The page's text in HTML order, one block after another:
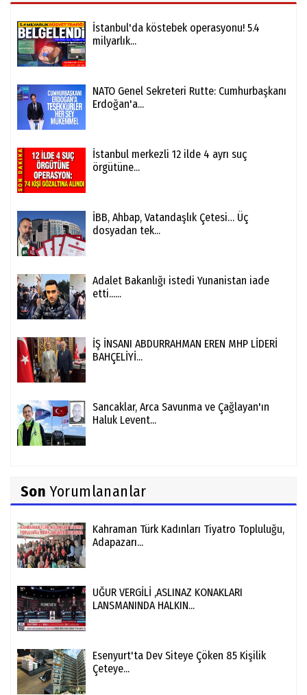
İstanbul'da köstebek operasyonu! 5.4
milyarlık...
NATO Genel Sekreteri Rutte: Cumhurbaşkanı
Erdoğan'a...
İstanbul merkezli 12 ilde 4 ayrı suç
örgütüne...
İBB, Ahbap, Vatandaşlık Çetesi… Üç
dosyadan tek...
Adalet Bakanlığı istedi Yunanistan iade
etti......
İŞ İNSANI ABDURRAHMAN EREN MHP LİDERİ
BAHÇELİYİ...
Sancaklar, Arca Savunma ve Çağlayan'ın
Haluk Levent...
Son Yorumlananlar
Kahraman Türk Kadınları Tiyatro Topluluğu,
Adapazarı...
UĞUR VERGİLİ ,ASLINAZ KONAKLARI
LANSMANINDA HALKIN...
Esenyurt'ta Dev Siteye Çöken 85 Kişilik
Çeteye...